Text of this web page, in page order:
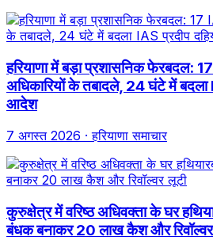
हरियाणा में बड़ा प्रशासनिक फेरबदल:
अधिकारियों के तबादले, 24 घंटे में बदला
आदेश
7 अगस्त 2026 · हरियाणा समाचार
कुरुक्षेत्र में वरिष्ठ अधिवक्ता के घर
बंधक बनाकर 20 लाख कैश और